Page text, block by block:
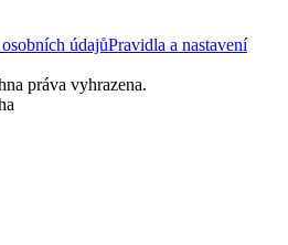
údajůPravidla a nastavení
práva vyhrazena.